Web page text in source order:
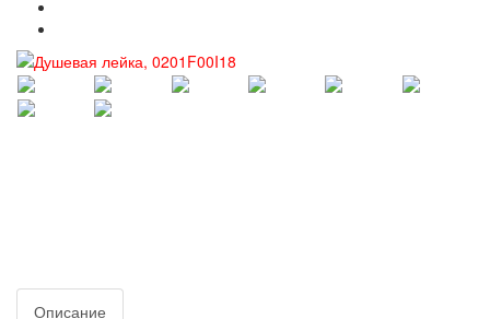
Описание